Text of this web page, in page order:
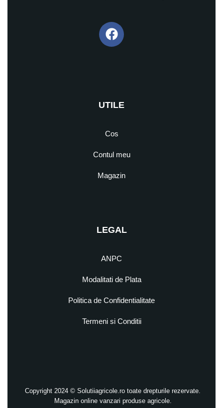
UTILE
Cos
Contul meu
Magazin
LEGAL
ANPC
Modalitati de Plata
Politica de Confidentialitate
Termeni si Conditii
Copyright 2024 © Solutiiagricole.ro toate drepturile rezervate.
Magazin online vanzari produse agricole.